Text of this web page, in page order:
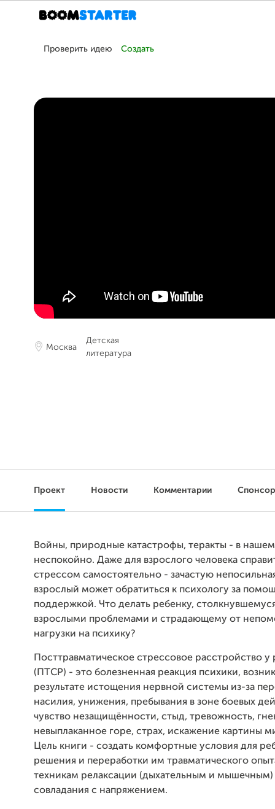
Проверить идею Создать
Москва
Детская
литература
Проект Новости Комментарии
Войны, природные катастрофы, теракты - в
неспокойно. Даже для взрослого человека
стрессом самостоятельно - зачастую
взрослый может обратиться к психологу за
поддержкой. Что делать ребенку,
взрослыми проблемами и страдающему от
нагрузки на психику?
Посттравматическое стрессовое расстройство у
(ПТСР) - это болезненная реакция психики,
результате истощения нервной системы из-за
насилия, унижения, пребывания в зоне боевых
чувство незащищённости, стыд, тревожность,
невыплаканное горе, страх, искажение картины
Цель книги - создать комфортные условия для
решения и переработки им травматического
техникам релаксации (дыхательным и мышечным)
совладания с напряжением.